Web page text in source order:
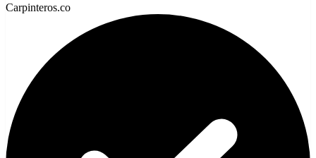
Carpinteros.co